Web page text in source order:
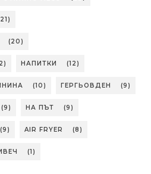
(20)
НАПИТКИ (12)
(10) ГЕРГЬОВДЕН (9)
(9) НА ПЪТ (9)
(9) AIR FRYER (8)
(1)